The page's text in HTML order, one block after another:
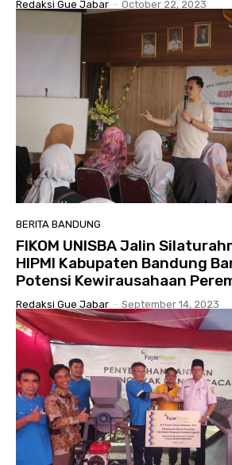
Redaksi Gue Jabar - October 22, 2023
BERITA BANDUNG
FIKOM UNISBA Jalin
HIPMI Kabupaten Bandung
Potensi Kewirausahaan
Redaksi Gue Jabar - September 14, 2023